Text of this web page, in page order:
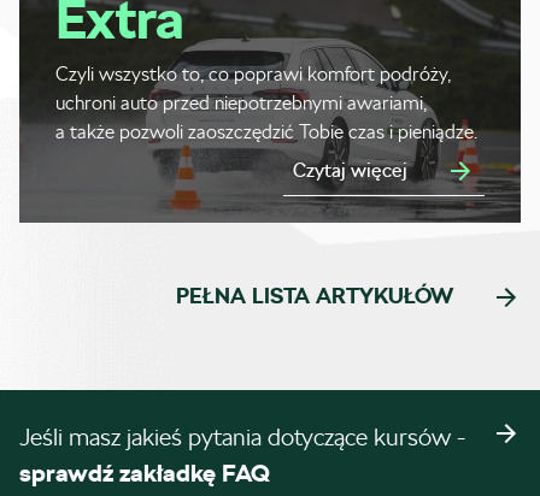
Extra
Czyli wszystko to, co poprawi komfort podróży,
uchroni auto przed niepotrzebnymi awariami,
a także pozwoli zaoszczędzić Tobie czas i pieniądze.
Czytaj więcej
PEŁNA LISTA ARTYKUŁÓW
Jeśli masz jakieś pytania dotyczące kursów -
sprawdź zakładkę FAQ